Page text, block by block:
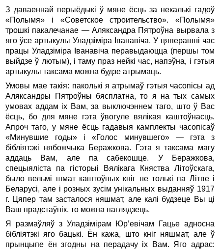
З даваеннай перыёдыкі ў мяне ёсць за некалькі гадоў
«Полымя» і «Советское строительство». «Полымя»
трошкі пакалечанае — Аляксандра Пятроўна вырвала з
яго ўсе артыкулы Уладзіміра Іванавіча. У цяперашні час
працы Уладзіміра Іванавіча перавыдаюцца (першы том
выйдзе ў лютым), і таму праз нейкі час, напэўна, і гэтыя
артыкулы таксама можна будзе атрымаць.
Умовы мае такія: паколькі я атрымаў гэтыя часопісы ад
Аляксандры Пятроўны бясплатна, то я на тых самых
умовах аддам іх Вам, за выключэннем таго, што ў Вас
ёсць, бо для мяне гэта ўвогуле вялікая каштоўнасць.
Апроч таго, у мяне ёсць гадавыя камплекты часопісаў
«Минувшие годы» і «Голос минувшего» — гэта з
бібліятэкі нябожчыка Беражкова. Гэта я таксама магу
аддаць Вам, але па сабекошце. У Беражкова,
спецыяліста па гісторыі Вялікага Княства Літоўскага,
было вельмі шмат каштоўных кніг не толькі па Літве і
Беларусі, але і розных зусім унікальных выданняў 1917
г. Цяпер там засталося няшмат, але калі будзеце Вы ці
Ваш прадстаўнік, то можна паглядзець.
Я размаўляў з Уладзімірам Юр’евічам Гацье адносна
бібліятэкі яго бацькі. Ён кажа, што кніг няшмат, але ў
прынцыпе ён згодны на перадачу іх Вам. Яго адрас: